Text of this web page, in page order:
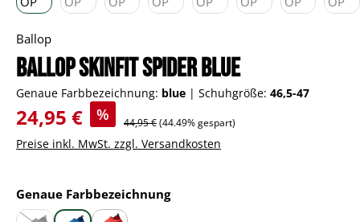
Ballop
BALLOP Skinfit Spider blue
Genaue Farbbezeichnung: blue | Schuhgröße: 46,5-47
Verkaufspreis:
24,95 € % Regulärer Preis:
44,95 €(44.49% gespart)
Preise inkl. MwSt. zzgl. Versandkosten
Genaue Farbbezeichnungauswählen